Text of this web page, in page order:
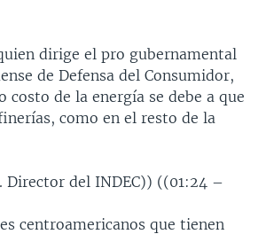
dirige el pro gubernamental
de Defensa del Consumidor,
de la energía se debe a que
como en el resto de la
Director del INDEC)) ((01:24 –
centroamericanos que tienen